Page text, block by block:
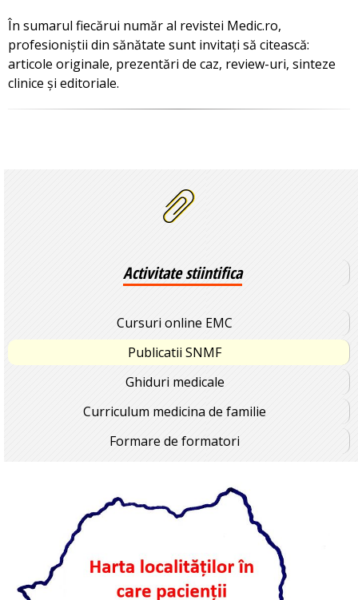
În sumarul fiecărui număr al revistei Medic.ro,
profesioniștii din sănătate sunt invitați să citească:
articole originale, prezentări de caz, review-uri, sinteze
clinice și editoriale.
Activitate stiintifica
Cursuri online EMC
Publicatii SNMF
Ghiduri medicale
Curriculum medicina de familie
Formare de formatori